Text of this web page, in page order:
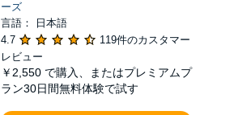
ーズ
言語： 日本語
4.7
119件のカスタマー
レビュー
￥2,550 で購入、またはプレミアムプ
ラン30日間無料体験で試す